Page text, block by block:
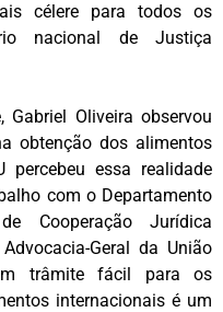
célere para todos os
nacional de Justiça
Gabriel Oliveira observou
obtenção dos alimentos
percebeu essa realidade
com o Departamento
Cooperação Jurídica
Geral da União
trâmite fácil para os
internacionais é um